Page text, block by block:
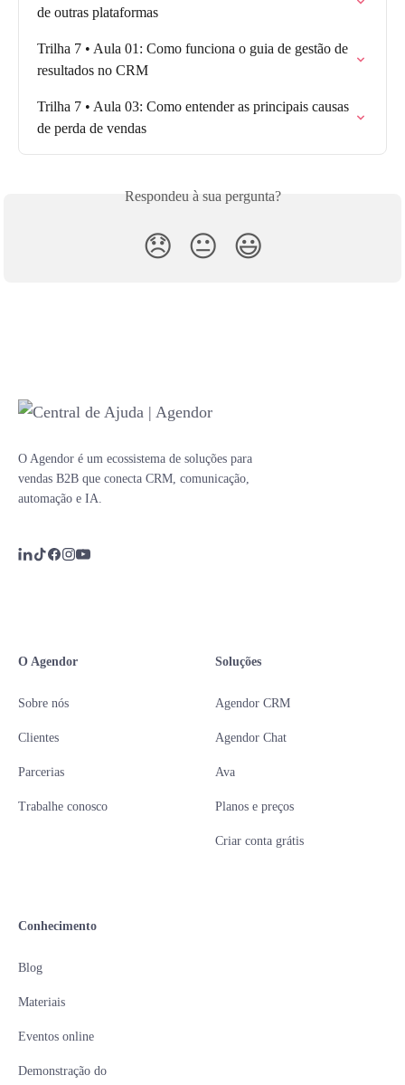
de outras plataformas
Trilha 7 • Aula 01: Como funciona o guia de gestão de
resultados no CRM
Trilha 7 • Aula 03: Como entender as principais causas
de perda de vendas
Respondeu à sua pergunta?
😞 😐 😃
O Agendor é um ecossistema de soluções para
vendas B2B que conecta CRM, comunicação,
automação e IA.
O Agendor
Sobre nós
Clientes
Parcerias
Trabalhe conosco
Soluções
Agendor CRM
Agendor Chat
Ava
Planos e preços
Criar conta grátis
Conhecimento
Blog
Materiais
Eventos online
Demonstração do